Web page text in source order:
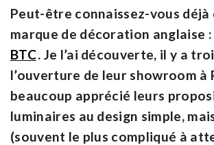
Peut-être connaissez-vous
marque de décoration anglaise :
BTC. Je l’ai découverte, il y a
l’ouverture de leur showroom à
beaucoup apprécié leurs
luminaires au design simple,
(souvent le plus compliqué à